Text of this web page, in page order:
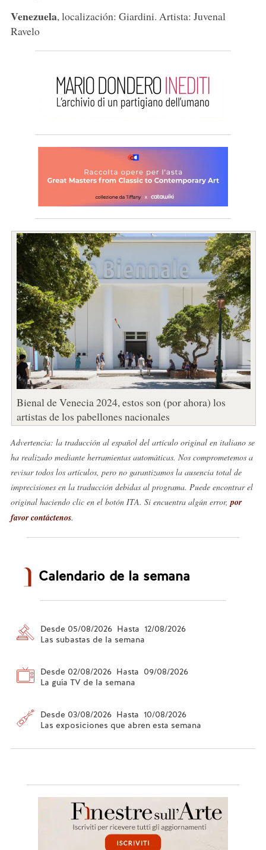
Venezuela, localización: Giardini. Artista: Juvenal
Ravelo
Bienal de Venecia 2024, estos son (por ahora) los
artistas de los pabellones nacionales
Advertencia: la traducción al español del artículo original en italiano se
ha realizado mediante herramientas automáticas. Nos comprometemos a
revisar todos los artículos, pero no garantizamos la ausencia total de
imprecisiones en la traducción debidas al programa. Puede encontrar el
original haciendo clic en el botón ITA. Si encuentra algún error, por
favor contáctenos.
Calendario de la semana
Desde 05/08/2026 Hasta 12/08/2026
Las subastas de la semana
Desde 02/08/2026 Hasta 09/08/2026
La guía TV de la semana
Desde 03/08/2026 Hasta 10/08/2026
Las exposiciones que abren esta semana